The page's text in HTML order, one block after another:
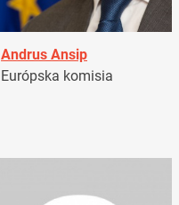
Andrus Ansip
Európska komisia